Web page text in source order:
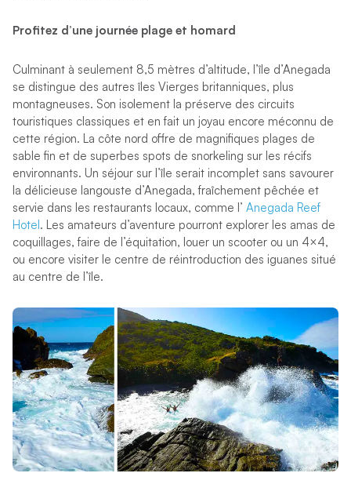
Profitez d’une journée plage et homard
Culminant à seulement 8,5 mètres d’altitude, l’île d’Anegada
se distingue des autres îles Vierges britanniques, plus
montagneuses. Son isolement la préserve des circuits
touristiques classiques et en fait un joyau encore méconnu de
cette région. La côte nord offre de magnifiques plages de
sable fin et de superbes spots de snorkeling sur les récifs
environnants. Un séjour sur l’île serait incomplet sans savourer
la délicieuse langouste d’Anegada, fraîchement pêchée et
servie dans les restaurants locaux, comme l’ Anegada Reef
Hotel . Les amateurs d’aventure pourront explorer les amas de
coquillages, faire de l’équitation, louer un scooter ou un 4×4,
ou encore visiter le centre de réintroduction des iguanes situé
au centre de l’île.